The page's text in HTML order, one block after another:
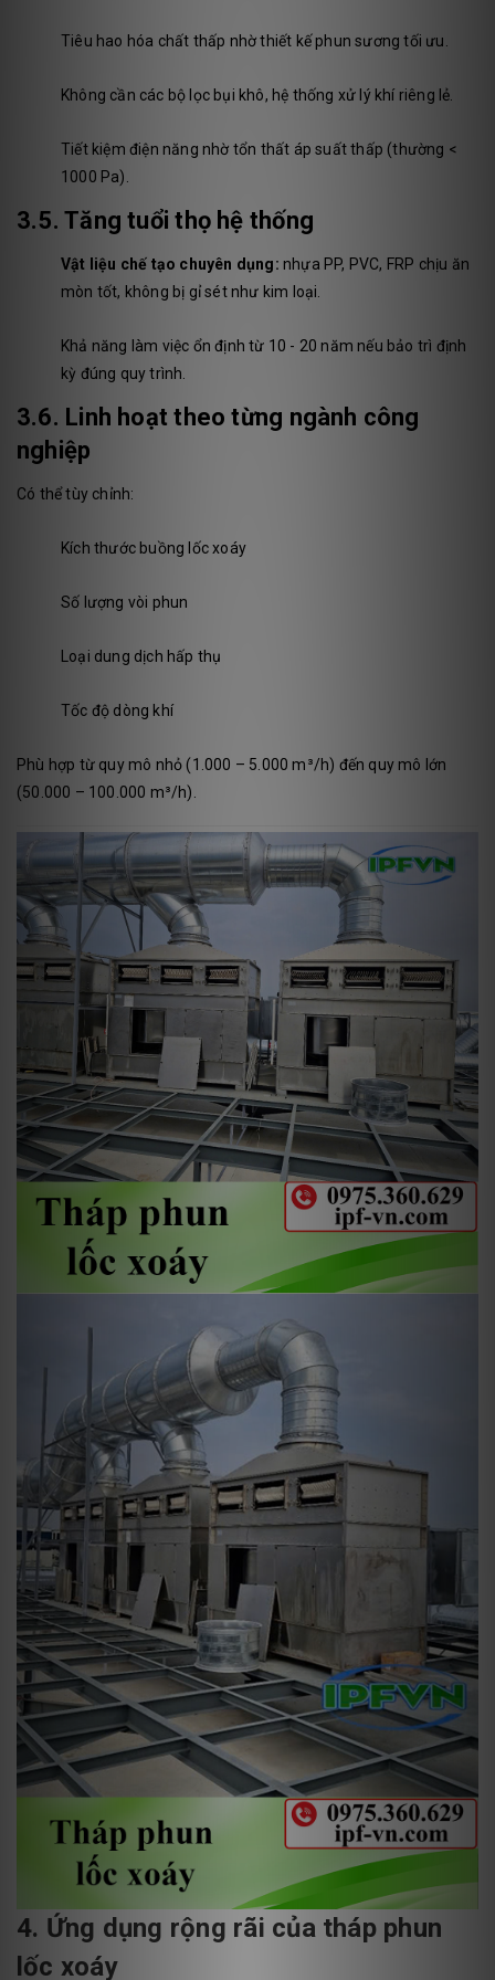
Tiêu hao hóa chất thấp nhờ thiết kế phun sương tối ưu.
Không cần các bộ lọc bụi khô, hệ thống xử lý khí riêng lẻ.
Tiết kiệm điện năng nhờ tổn thất áp suất thấp (thường <
1000 Pa).
3.5. Tăng tuổi thọ hệ thống
Vật liệu chế tạo chuyên dụng: nhựa PP, PVC, FRP chịu ăn
mòn tốt, không bị gỉ sét như kim loại.
Khả năng làm việc ổn định từ 10 - 20 năm nếu bảo trì định
kỳ đúng quy trình.
3.6. Linh hoạt theo từng ngành công
nghiệp
Có thể tùy chỉnh:
Kích thước buồng lốc xoáy
Số lượng vòi phun
Loại dung dịch hấp thụ
Tốc độ dòng khí
Phù hợp từ quy mô nhỏ (1.000 – 5.000 m³/h) đến quy mô lớn
(50.000 – 100.000 m³/h).
4. Ứng dụng rộng rãi của tháp phun
lốc xoáy